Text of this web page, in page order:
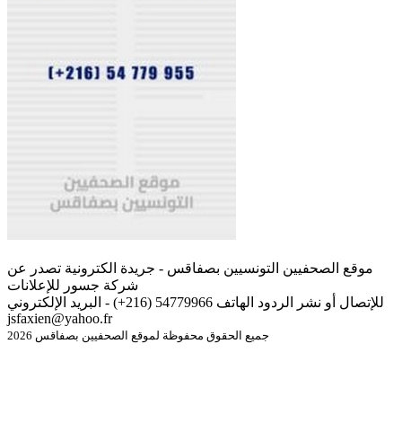
موقع الصحفيين التونسيين بصفاقس - جريدة الكترونية تصدر عن
شركة جسور للإعلانات
للإتصال أو نشر الردود الهاتف 54779966 (216+) - البريد الإلكتروني
jsfaxien@yahoo.fr
جميع الحقوق محفوظة لموقع الصحفيين بصفاقس 2026